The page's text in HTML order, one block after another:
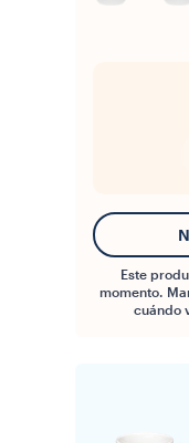
Este
momento.
cuándo